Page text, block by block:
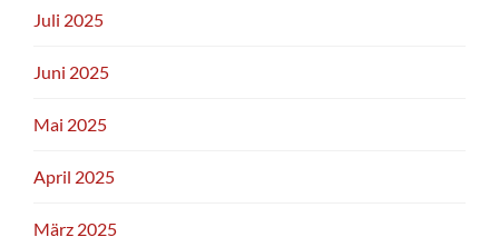
Juli 2025
Juni 2025
Mai 2025
April 2025
März 2025